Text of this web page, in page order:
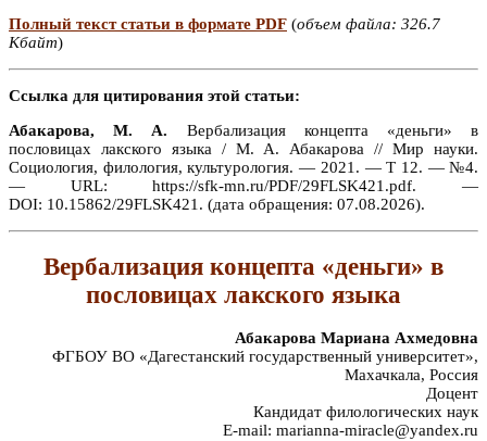
Полный текст статьи в формате PDF (объем файла: 326.7
Кбайт)
Ссылка для цитирования этой статьи:
Абакарова, М. А. Вербализация концепта «деньги» в
пословицах лакского языка / М. А. Абакарова // Мир науки.
Социология, филология, культурология. — 2021. — Т 12. — №4.
— URL: https://sfk-mn.ru/PDF/29FLSK421.pdf. —
DOI: 10.15862/29FLSK421. (дата обращения: 07.08.2026).
Вербализация концепта «деньги» в
пословицах лакского языка
Абакарова Мариана Ахмедовна
ФГБОУ ВО «Дагестанский государственный университет»,
Махачкала, Россия
Доцент
Кандидат филологических наук
E-mail: marianna-miracle@yandex.ru